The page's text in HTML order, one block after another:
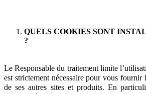
QUELS COOKIES SONT
?
Le Responsable du traitement limite
est strictement nécessaire pour vous fournir
de ses autres sites et produits. En